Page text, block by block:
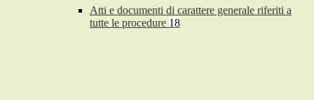
Atti e documenti di carattere generale riferiti a
tutte le procedure 18